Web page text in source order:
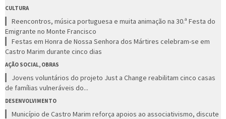
CULTURA
Reencontros, música portuguesa e muita animação na 30.ª Festa do
Emigrante no Monte Francisco
Festas em Honra de Nossa Senhora dos Mártires celebram-se em
Castro Marim durante cinco dias
AÇÃO SOCIAL, OBRAS
Jovens voluntários do projeto Just a Change reabilitam cinco casas
de famílias vulneráveis do...
DESENVOLVIMENTO
Município de Castro Marim reforça apoios ao associativismo, discute